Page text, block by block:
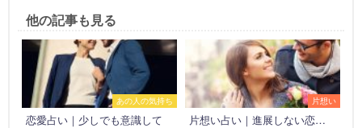
他の記事も見る
あの人の気持ち
恋愛占い｜少しでも意識して
片想い
片想い占い｜進展しない恋…